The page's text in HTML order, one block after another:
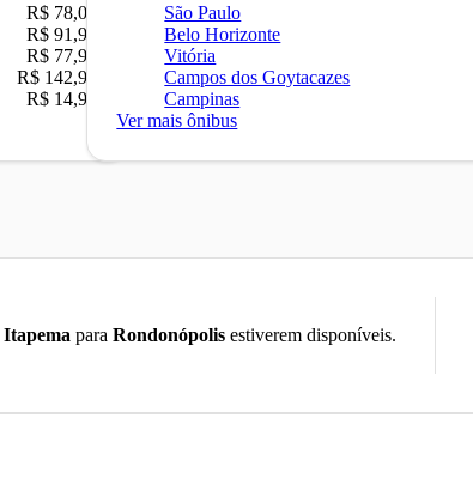
R$ 78,02
R$ 91,90
R$ 77,90
R$ 142,90
R$ 14,90
São Paulo
Belo Horizonte
Vitória
Campos dos Goytacazes
Campinas
Ver mais ônibus
Itapema para Rondonópolis estiverem disponíveis.